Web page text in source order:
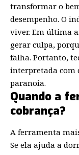
transformar o
desempenho. O
viver. Em última
gerar culpa,
falha. Portanto,
interpretada com
paranoia.
Quando a
cobrança?
A ferramenta
Se ela ajuda a